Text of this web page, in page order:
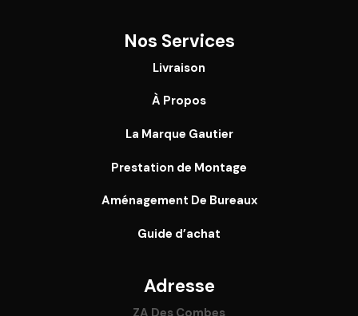
Nos Services
Livraison
À Propos
La Marque Gautier
Prestation de Montage
Aménagement De Bureaux
Guide d’achat
Adresse